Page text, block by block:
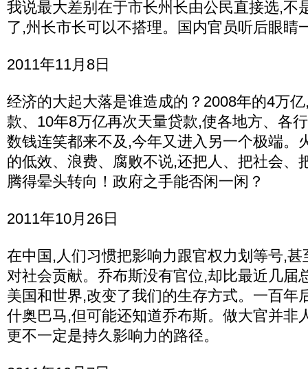
我说最大差别在于市长州长由公民直接选,不
了,州长市长可以不搭理。国内官员听后眼睛
2011年11月8日
经济的大起大落是谁造成的？2008年的4万
款、10年8万亿再次天量贷款,使各地方、各
数钱连笑都来不及,今年又进入另一个极端。
的低效、浪费、腐败不说,还把人、把社会、
腾得晕头转向！政府之手能否闲一闲？
2011年10月26日
在中国,人们习惯把影响力跟官权力划等号,
对社会贡献。乔布斯没有官位,却比最近几届
美国和世界,改变了我们的生存方式。一百年
什奥巴马,但可能还知道乔布斯。做大官并非
更不一定是持久影响力的路径。